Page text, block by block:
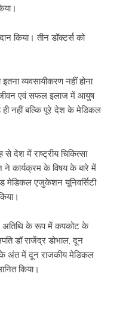
किया। तीन डॉक्टर्स को
व्यवसायीकरण नहीं होना
जीवन एवं सफल इलाज में आयुष
ही नहीं बल्कि पूरे देश के मेडिकल
देश में राष्ट्रीय चिकित्सा
कार्यक्रम के विषय के बारे में
मेडिकल एजुकेशन यूनिवर्सिटी
अतिथि के रूप में कपकोट के
डॉ राजेंद्र डोभाल, दून
के अंत में दून राजकीय मेडिकल
किया।